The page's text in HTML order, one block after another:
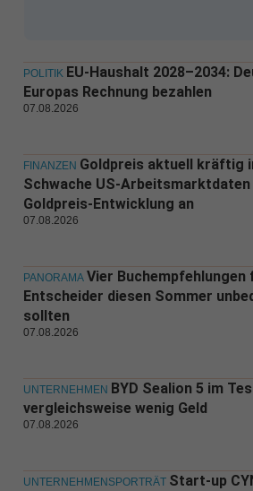
POLITIK EU-Haushalt 2028–2034:
Europas Rechnung bezahlen
07.08.2026
FINANZEN Goldpreis aktuell kräftig
Schwache US-
Goldpreis-Entwicklung an
07.08.2026
PANORAMA Vier Buchempfehlungen
Entscheider diesen Sommer
sollten
07.08.2026
UNTERNEHMEN BYD Sealion 5 im
vergleichsweise wenig Geld
07.08.2026
UNTERNEHMENSPORTRÄT Start-up